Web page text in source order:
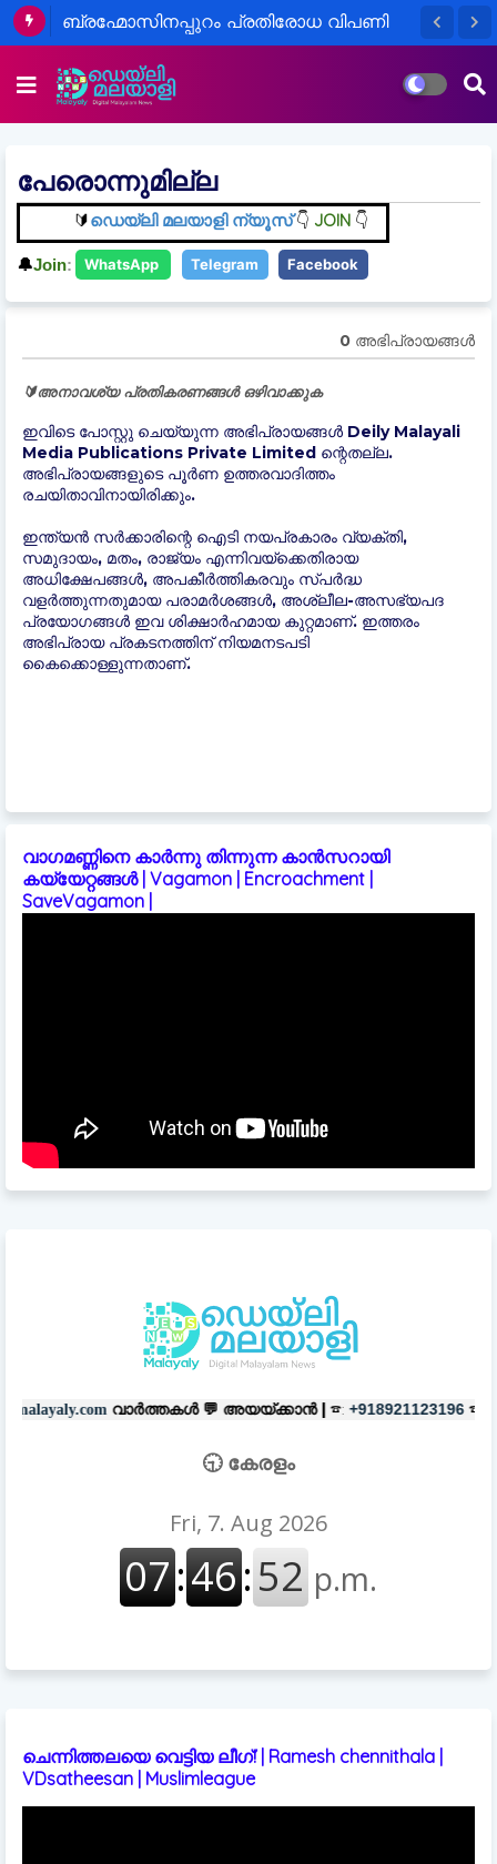
ബ്രഹ്മോസിനപ്പുറം പ്രതിരോധ വിപണി
കോടിയുടെ കയറ്റുമതി
പ്രശാന്ത് കിഷോറുമായുള്ള കൂടിക്കാഴ്ച:
ബിജെപി
പേരൊന്നുമില്ല
🔰ഡെയ്‌ലി മലയാളി ന്യൂസ്👇 JOIN 👇
🔔Join: WhatsApp Telegram Facebook
0 അഭിപ്രായങ്ങള്‍
🔰അനാവശ്യ പ്രതികരണങ്ങൾ ഒഴിവാക്കുക
ഇവിടെ പോസ്റ്റു ചെയ്യുന്ന അഭിപ്രായങ്ങൾ Deily Malayali
Media Publications Private Limited ന്റെതല്ല.
അഭിപ്രായങ്ങളുടെ പൂർണ ഉത്തരവാദിത്തം
രചയിതാവിനായിരിക്കും.
ഇന്ത്യന്‍ സർക്കാരിന്റെ ഐടി നയപ്രകാരം വ്യക്തി,
സമുദായം, മതം, രാജ്യം എന്നിവയ്ക്കെതിരായ
അധിക്ഷേപങ്ങൾ, അപകീർത്തികരവും സ്പർദ്ധ
വളർത്തുന്നതുമായ പരാമർശങ്ങൾ, അശ്ലീല-അസഭ്യപദ
പ്രയോഗങ്ങൾ ഇവ ശിക്ഷാർഹമായ കുറ്റമാണ്. ഇത്തരം
അഭിപ്രായ പ്രകടനത്തിന് നിയമനടപടി
കൈക്കൊള്ളുന്നതാണ്.
വാഗമണ്ണിനെ കാർന്നു തിന്നുന്ന കാൻസറായി
കയ്യേറ്റങ്ങൾ | Vagamon | Encroachment |
SaveVagamon |
💬അയയ്ക്കാൻ | ☎: +918921123196 ☎ +918606657037
🕤 കേരളം
ചെന്നിത്തലയെ വെട്ടിയ ലീഗ്! | Ramesh chennithala |
VDsatheesan | Muslimleague